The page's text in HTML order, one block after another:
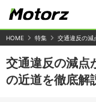
HOME 特集 交通違反の減
交通違反の減点
の近道を徹底解